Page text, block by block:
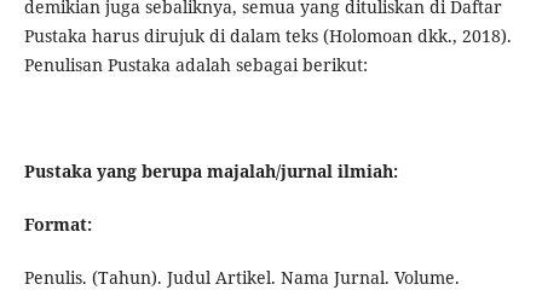
demikian juga sebaliknya, semua yang dituliskan di Daftar
Pustaka harus dirujuk di dalam teks (Holomoan dkk., 2018).
Penulisan Pustaka adalah sebagai berikut:
Pustaka yang berupa majalah/jurnal ilmiah:
Format:
Penulis. (Tahun). Judul Artikel. Nama Jurnal. Volume.